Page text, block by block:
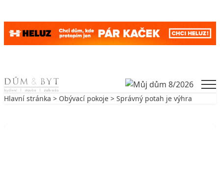
Skip to content
Hlavní stránka > Obývací pokoje > Správný potah je výhra